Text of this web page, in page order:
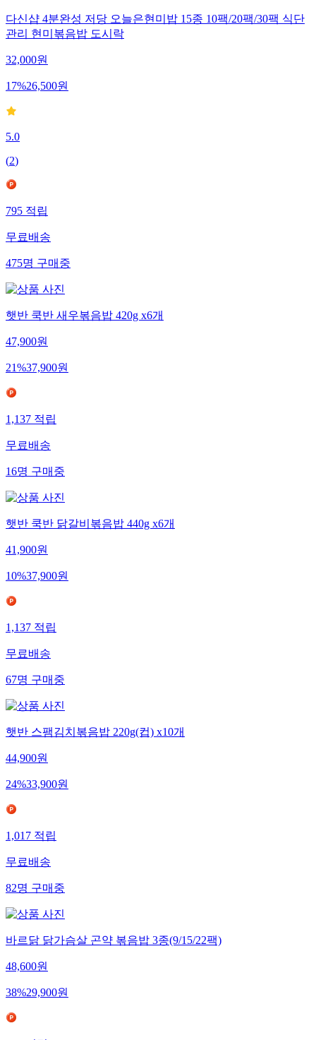
다신샵 4분완성 저당 오늘은현미밥 15종 10팩/20팩/30팩 식단
관리 현미볶음밥 도시락
32,000원
17%26,500원
5.0
(2)
795적립
무료배송
475명구매중
햇반 쿡반 새우볶음밥 420g x6개
47,900원
21%37,900원
1,137적립
무료배송
16명구매중
햇반 쿡반 닭갈비볶음밥 440g x6개
41,900원
10%37,900원
1,137적립
무료배송
67명구매중
햇반 스팸김치볶음밥 220g(컵) x10개
44,900원
24%33,900원
1,017적립
무료배송
82명구매중
바르닭 닭가슴살 곤약 볶음밥 3종(9/15/22팩)
48,600원
38%29,900원